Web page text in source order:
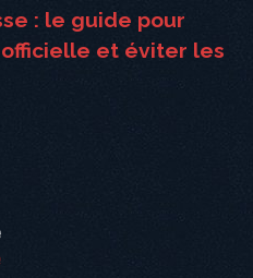
: le guide pour
et éviter les